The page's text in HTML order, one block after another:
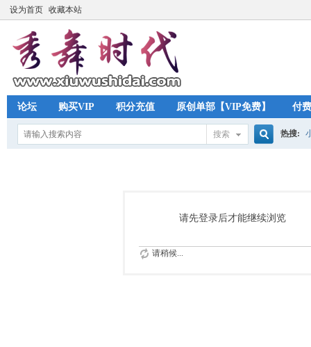
设为首页 收藏本站
论坛 购买VIP 积分充值 原创单部【VIP免费】 付
搜索
索
热搜:
请先登录后才能继续浏览
请稍候...